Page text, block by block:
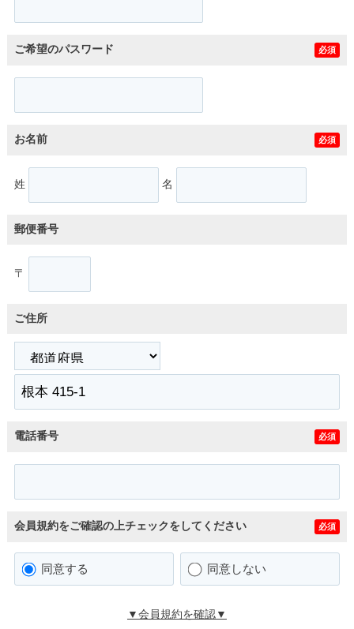
ご希望のパスワード 必須
お名前 必須
姓 名
郵便番号
〒
ご住所
電話番号 必須
会員規約をご確認の上チェックをしてください 必須
同意する 同意しない
▼会員規約を確認▼